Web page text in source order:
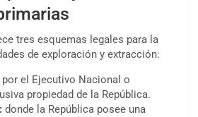
tres esquemas legales para la
de exploración y extracción:
por el Ejecutivo Nacional o
propiedad de la República.
donde la República posee una